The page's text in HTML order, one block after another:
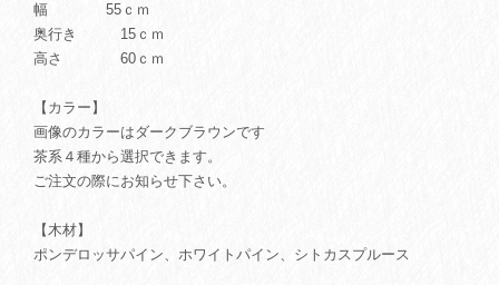
幅 55ｃｍ
奥行き 15ｃｍ
高さ 60ｃｍ
【カラー】
画像のカラーはダークブラウンです
茶系４種から選択できます。
ご注文の際にお知らせ下さい。
【木材】
ポンデロッサパイン、ホワイトパイン、シトカスプルース